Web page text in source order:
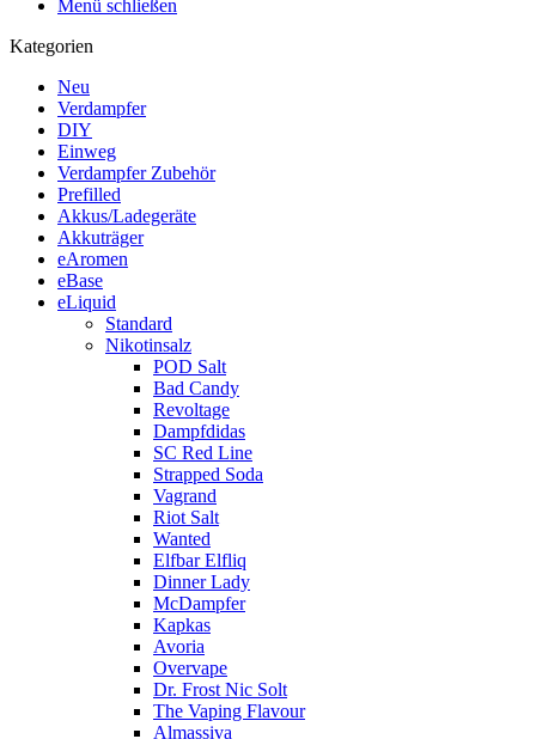
Menü schließen
Kategorien
Neu
Verdampfer
DIY
Einweg
Verdampfer Zubehör
Prefilled
Akkus/Ladegeräte
Akkuträger
eAromen
eBase
eLiquid
Standard
Nikotinsalz
POD Salt
Bad Candy
Revoltage
Dampfdidas
SC Red Line
Strapped Soda
Vagrand
Riot Salt
Wanted
Elfbar Elfliq
Dinner Lady
McDampfer
Kapkas
Avoria
Overvape
Dr. Frost Nic Solt
The Vaping Flavour
Almassiva